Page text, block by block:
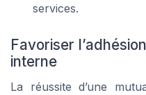
services.
Favoriser
interne
La réussite d’une